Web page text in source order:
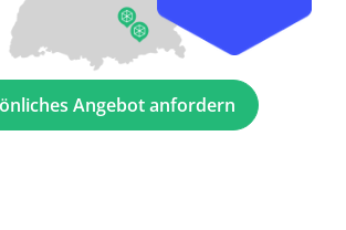
Angebot anfordern